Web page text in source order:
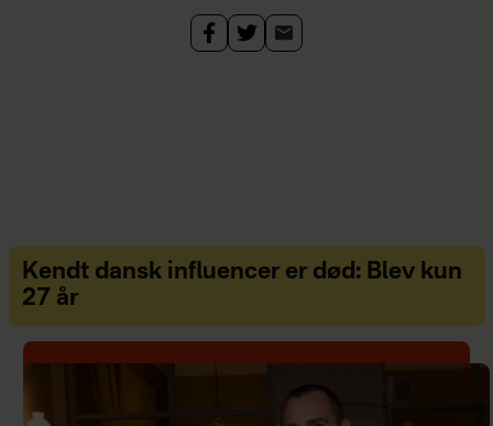
Kendt dansk influencer er død: Blev kun
27 år